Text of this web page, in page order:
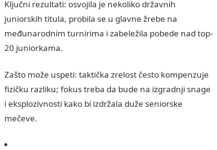
Ključni rezultati: osvojila je nekoliko državnih
juniorskih titula, probila se u glavne žrebe na
međunarodnim turnirima i zabeležila pobede nad top-
20 juniorkama.
Zašto može uspeti: taktička zrelost često kompenzuje
fizičku razliku; fokus treba da bude na izgradnji snage
i eksplozivnosti kako bi izdržala duže seniorske
mečeve.